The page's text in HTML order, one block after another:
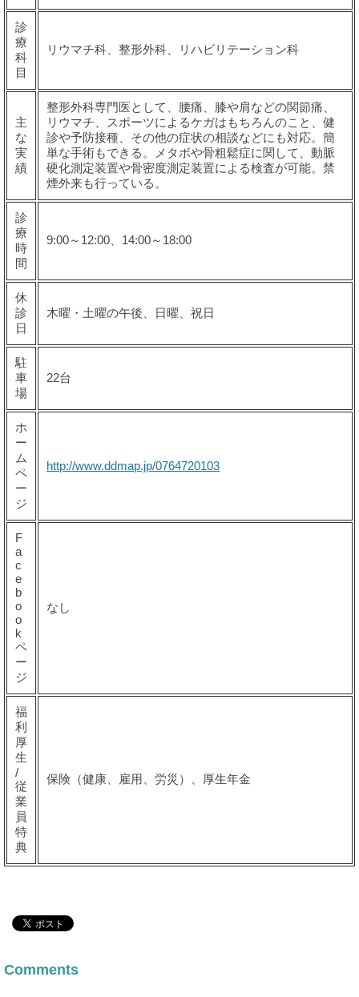
診
療
科
目
リウマチ科、整形外科、リハビリテーション科
主
な
実
績
整形外科専門医として、腰痛、膝や肩などの関節痛、
リウマチ、スポーツによるケガはもちろんのこと、健
診や予防接種、その他の症状の相談などにも対応。簡
単な手術もできる。メタボや骨粗鬆症に関して、動脈
硬化測定装置や骨密度測定装置による検査が可能。禁
煙外来も行っている。
診
療
時
間
9:00～12:00、14:00～18:00
休
診
日
木曜・土曜の午後、日曜、祝日
駐
車
場
22台
ホ
ー
ム
ペ
ー
ジ
http://www.ddmap.jp/0764720103
F
a
c
e
b
o
o
k
ペ
ー
ジ
なし
福
利
厚
生
/
従
業
員
特
典
保険（健康、雇用、労災）、厚生年金
Comments